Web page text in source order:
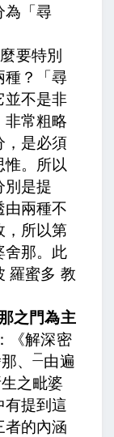
為「尋
要特別
種？「尋
並不是非
非常粗略
，是必須
。所以
別是提
由兩種不
，所以第
那。 此
羅蜜多 教
之門為主
《解深密
、二由遍
之毗婆
有提到這
者的內涵